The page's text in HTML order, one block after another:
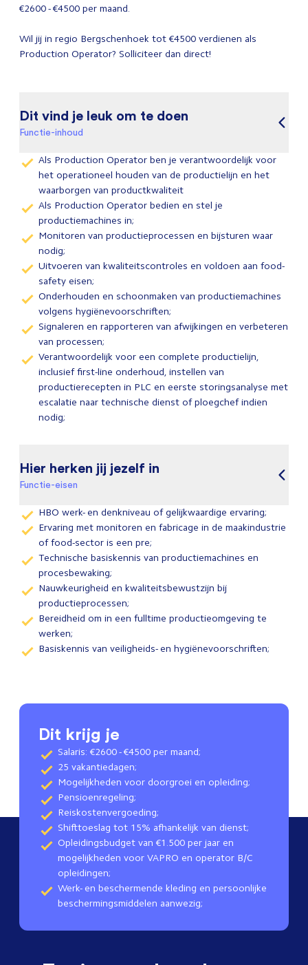
€2600 - €4500 per maand.
Wil jij in regio Bergschenhoek tot €4500 verdienen als
Production Operator? Solliciteer dan direct!
Dit vind je leuk om te doen
Functie-inhoud
Als Production Operator ben je verantwoordelijk voor
het operationeel houden van de productielijn en het
waarborgen van productkwaliteit
Als Production Operator bedien en stel je
productiemachines in;
Monitoren van productieprocessen en bijsturen waar
nodig;
Uitvoeren van kwaliteitscontroles en voldoen aan food-
safety eisen;
Onderhouden en schoonmaken van productiemachines
volgens hygiënevoorschriften;
Signaleren en rapporteren van afwijkingen en verbeteren
van processen;
Verantwoordelijk voor een complete productielijn,
inclusief first-line onderhoud, instellen van
productierecepten in PLC en eerste storingsanalyse met
escalatie naar technische dienst of ploegchef indien
nodig;
Hier herken jij jezelf in
Functie-eisen
HBO werk- en denkniveau of gelijkwaardige ervaring;
Ervaring met monitoren en fabricage in de maakindustrie
of food-sector is een pre;
Technische basiskennis van productiemachines en
procesbewaking;
Nauwkeurigheid en kwaliteitsbewustzijn bij
productieprocessen;
Bereidheid om in een fulltime productieomgeving te
werken;
Basiskennis van veiligheids- en hygiënevoorschriften;
Dit krijg je
Salaris: €2600 - €4500 per maand;
25 vakantiedagen;
Mogelijkheden voor doorgroei en opleiding;
Pensioenregeling;
Reiskostenvergoeding;
Shifttoeslag tot 15% afhankelijk van dienst;
Opleidingsbudget van €1.500 per jaar en
mogelijkheden voor VAPRO en operator B/C
opleidingen;
Werk- en beschermende kleding en persoonlijke
beschermingsmiddelen aanwezig;